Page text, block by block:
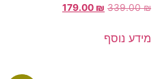
339.00₪
179.00 ₪
מידע נוסף